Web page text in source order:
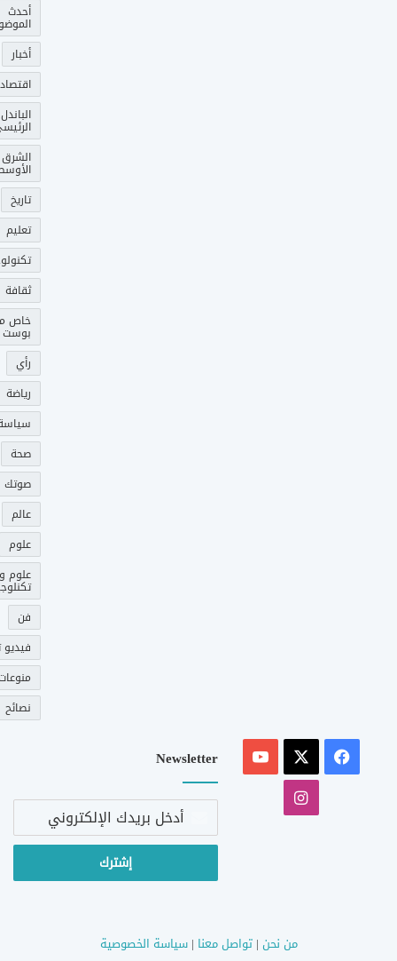
أحدث
أخبار
اقتصاد
الباندل
الشرق
تاريخ
تعليم
ثقافة
خاص
بوست
رأي
رياضة
صحة
عالم
علوم
علوم و
فن
فيديو
نصائح
فيسبوك
‫YouTube
انستقرام
Newsletter
أدخل
الإلكتروني
من نحن |تواصل معنا |سياسة الخصوصية